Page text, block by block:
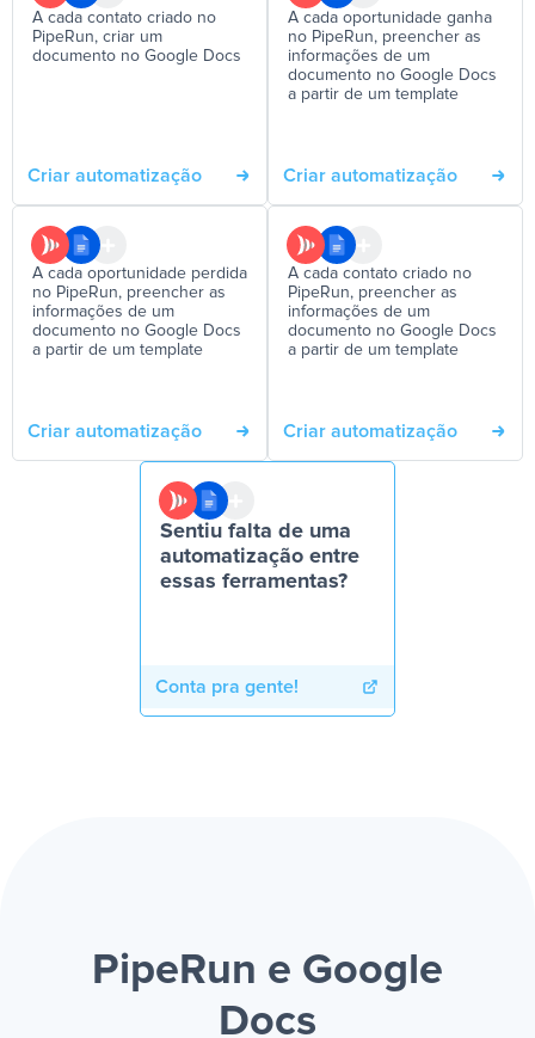
A cada contato criado no
PipeRun, criar um
documento no Google Docs
Criar automatização
A cada oportunidade ganha
no PipeRun, preencher as
informações de um
documento no Google Docs
a partir de um template
Criar automatização
A cada oportunidade perdida
no PipeRun, preencher as
informações de um
documento no Google Docs
a partir de um template
Criar automatização
A cada contato criado no
PipeRun, preencher as
informações de um
documento no Google Docs
a partir de um template
Criar automatização
Sentiu falta de uma
automatização entre
essas ferramentas?
Conta pra gente!
PipeRun e Google
Docs